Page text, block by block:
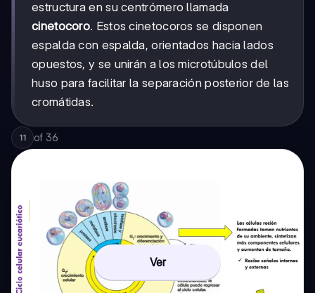
estructura en su centrómero llamada
cinetocoro. Estos cinetocoros se disponen
espalda con espalda, orientados hacia lados
opuestos, y se unirán a los microtúbulos del
huso para facilitar la separación posterior de las
cromátidas.
11 of 36
Ver